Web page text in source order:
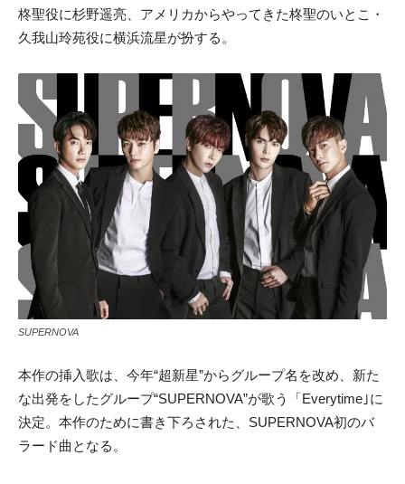
柊聖役に杉野遥亮、アメリカからやってきた柊聖のいとこ・
久我山玲苑役に横浜流星が扮する。
SUPERNOVA
本作の挿入歌は、今年“超新星”からグループ名を改め、新た
な出発をしたグループ“SUPERNOVA”が歌う「Everytime｣に
決定。本作のために書き下ろされた、SUPERNOVA初のバ
ラード曲となる。